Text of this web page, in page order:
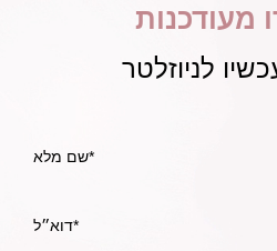
מעודכנות
לניוזלטר